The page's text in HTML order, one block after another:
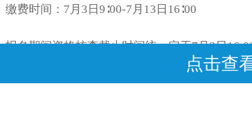
缴费时间：7月3日9∶00-7月13日16∶00
报名期间资格核查截止时间统一定于7月2日
考试费：客观题科目每人每科61元，主观题科
点击查